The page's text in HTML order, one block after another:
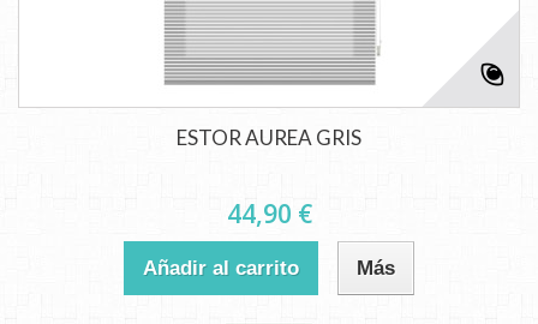
ESTOR AUREA GRIS
44,90 €
Añadir al carrito Más